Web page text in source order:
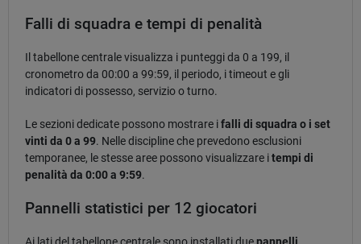
Falli di squadra e tempi di penalità
Il tabellone centrale visualizza i punteggi da 0 a 199, il
cronometro da 00:00 a 99:59, il periodo, i timeout e gli
indicatori di possesso, servizio o turno.
Le sezioni dedicate possono mostrare ifalli di squadra o i set
vinti da 0 a 99. Nelle discipline che prevedono esclusioni
temporanee, le stesse aree possono visualizzare itempi di
penalità da 0:00 a 9:59.
Pannelli statistici per 12 giocatori
Ai lati del tabellone centrale sono installati duepannelli